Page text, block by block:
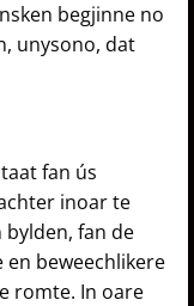
begjinne no
unysono, dat
fan ús
inoar te
fan de
en beweechlikere
romte. In oare